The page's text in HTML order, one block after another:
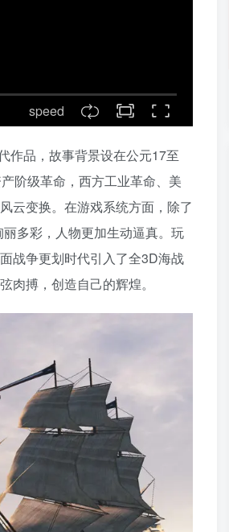
speed
作品，故事背景设在公元17至
阶级革命，西方工业革命、美
云变换。在游戏系统方面，除了
多彩，人物更加生动逼真。玩
战争更划时代引入了全3D海战
搏，创造自己的辉煌。